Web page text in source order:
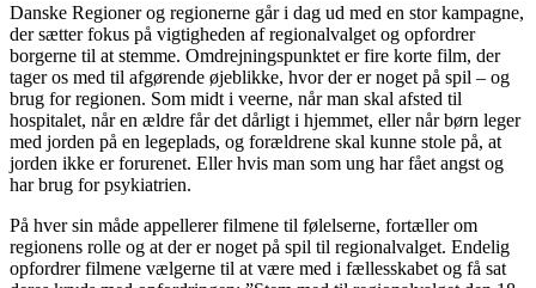
Danske Regioner og regionerne går i dag ud med en stor kampagne,
der sætter fokus på vigtigheden af regionalvalget og opfordrer
borgerne til at stemme. Omdrejningspunktet er fire korte film, der
tager os med til afgørende øjeblikke, hvor der er noget på spil – og
brug for regionen. Som midt i veerne, når man skal afsted til
hospitalet, når en ældre får det dårligt i hjemmet, eller når børn leger
med jorden på en legeplads, og forældrene skal kunne stole på, at
jorden ikke er forurenet. Eller hvis man som ung har fået angst og
har brug for psykiatrien.
På hver sin måde appellerer filmene til følelserne, fortæller om
regionens rolle og at der er noget på spil til regionalvalget. Endelig
opfordrer filmene vælgerne til at være med i fællesskabet og få sat